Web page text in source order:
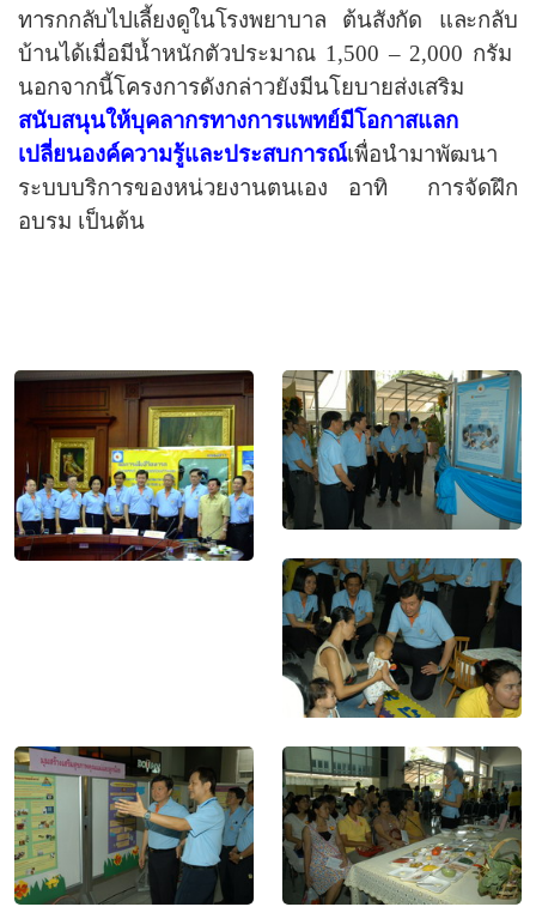
ทารกกลับไปเลี้ยงดูในโรงพยาบาล
ต้นสังกัด และกลับ
บ้านได้เมื่อมีน้ำหนักตัวประมาณ 1,500 – 2,000 กรัม
นอกจากนี้โครงการดังกล่าวยังมีนโยบายส่งเสริม
สนับสนุนให้บุคลากรทางการแพทย์มีโอกาสแลก
เปลี่ยนองค์ความรู้และประสบการณ์เพื่อนำมาพัฒนา
ระบบบริการของหน่วยงานตนเอง อาทิ
การจัดฝึก
อบรม เป็นต้น